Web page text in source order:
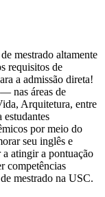
mestrado altamente
requisitos de
a admissão direta!
nas áreas de
Arquitetura, entre
por meio do
seu inglês e
a atingir a pontuação
competências
mestrado na USC.